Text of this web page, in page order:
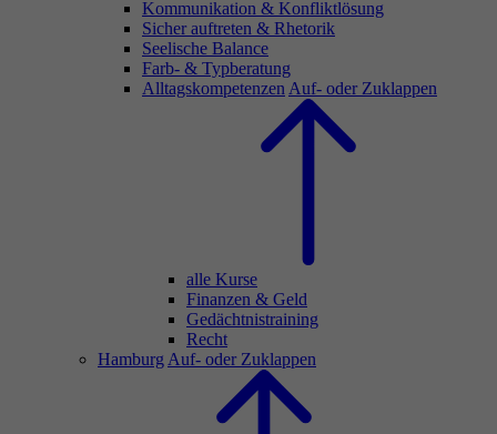
Kommunikation & Konfliktlösung
Sicher auftreten & Rhetorik
Seelische Balance
Farb- & Typberatung
Alltagskompetenzen Auf- oder Zuklappen
alle Kurse
Finanzen & Geld
Gedächtnistraining
Recht
Hamburg Auf- oder Zuklappen